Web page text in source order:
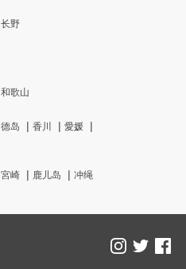
长野
和歌山
德岛 香川
愛媛
宮崎 鹿儿岛 冲绳